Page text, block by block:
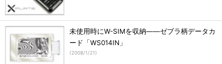
未使用時にW-SIMを収納――ゼブラ柄データカ
ード「WS014IN」
(2008/1/21)